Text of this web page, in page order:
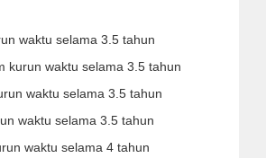
waktu selama 3.5 tahun
kurun waktu selama 3.5 tahun
waktu selama 3.5 tahun
waktu selama 3.5 tahun
waktu selama 4 tahun